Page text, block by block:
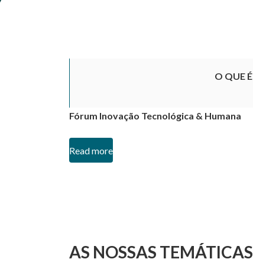
O QUE É
Fórum Inovação Tecnológica & Humana
Read more
AS NOSSAS TEMÁTICAS